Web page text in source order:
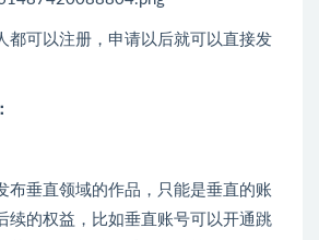
都可以注册，申请以后就可以直接发
布垂直领域的作品，只能是垂直的账
续的权益，比如垂直账号可以开通跳